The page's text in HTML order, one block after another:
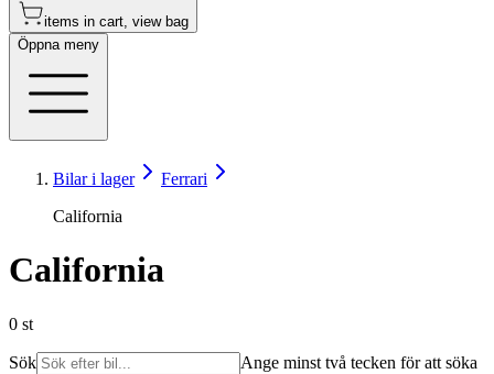
items in cart, view bag
Öppna meny
Bilar i lager
Ferrari
California
California
0 st
Sök Ange minst två tecken för att söka